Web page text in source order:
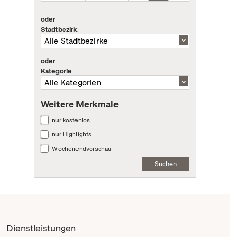
oder
Stadtbezirk
oder
Kategorie
Weitere Merkmale
nur kostenlos
nur Highlights
Wochenendvorschau
Suchen
Dienstleistungen